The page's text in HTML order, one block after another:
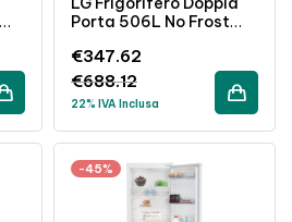
Porta 506L No Frost
€688.12
€347.62
22% IVA Inclusa
-45%